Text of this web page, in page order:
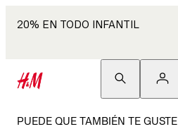
20% EN TODO INFANTIL
PUEDE QUE TAMBIÉN TE GUSTE